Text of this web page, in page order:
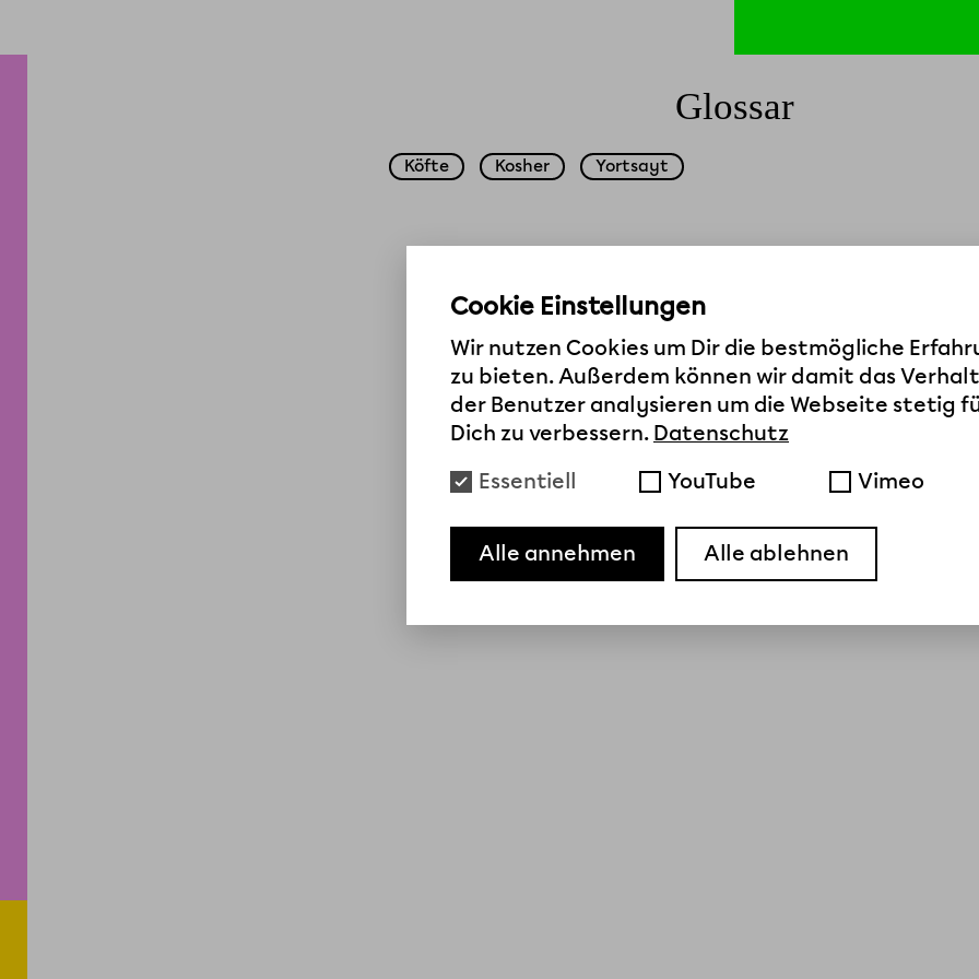
Glossar
Köfte Kosher Yortsayt
Cookie Einstellungen
Wir nutzen Cookies um Dir die bestmögliche
zu bieten. Außerdem können wir damit das
der Benutzer analysieren um die Webseite stetig
Dich zu verbessern. Datenschutz
Essentiell
YouTube Vimeo
Alle annehmen Alle ablehnen